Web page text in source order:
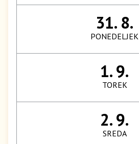
31. 8.
PONEDELJEK
1. 9.
TOREK
2. 9.
SREDA